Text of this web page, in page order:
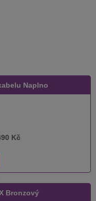
Naplno
Kč
Bronzový